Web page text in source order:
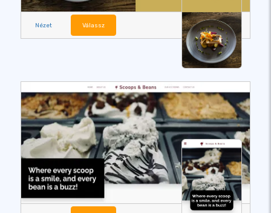
Nézet Válassz